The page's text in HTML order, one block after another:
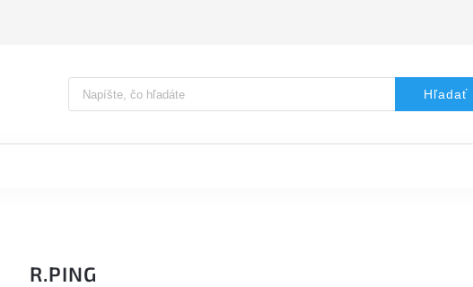
Hľadať
R.PING